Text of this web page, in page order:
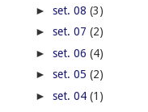
► set. 08 (3)
► set. 07 (2)
► set. 06 (4)
► set. 05 (2)
► set. 04 (1)